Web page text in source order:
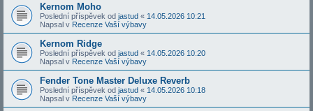
Kernom Moho
Poslední příspěvek od jastud « 14.05.2026 10:21
Napsal v Recenze Vaší výbavy
Kernom Ridge
Poslední příspěvek od jastud « 14.05.2026 10:20
Napsal v Recenze Vaší výbavy
Fender Tone Master Deluxe Reverb
Poslední příspěvek od jastud « 14.05.2026 10:18
Napsal v Recenze Vaší výbavy